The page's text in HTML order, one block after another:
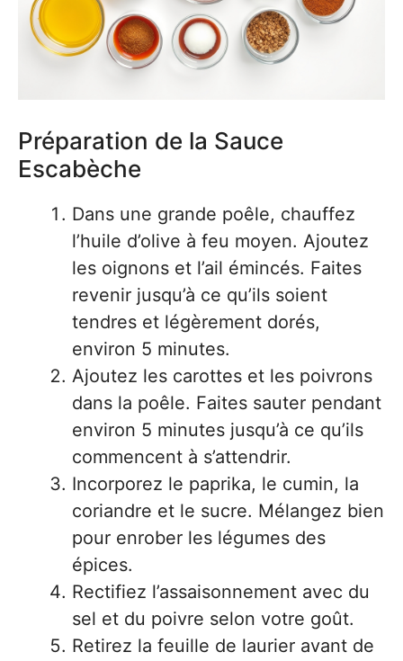
Préparation de la Sauce
Escabèche
Dans une grande poêle, chauffez
l’huile d’olive à feu moyen. Ajoutez
les oignons et l’ail émincés. Faites
revenir jusqu’à ce qu’ils soient
tendres et légèrement dorés,
environ 5 minutes.
Ajoutez les carottes et les poivrons
dans la poêle. Faites sauter pendant
environ 5 minutes jusqu’à ce qu’ils
commencent à s’attendrir.
Incorporez le paprika, le cumin, la
coriandre et le sucre. Mélangez bien
pour enrober les légumes des
épices.
Rectifiez l’assaisonnement avec du
sel et du poivre selon votre goût.
Retirez la feuille de laurier avant de